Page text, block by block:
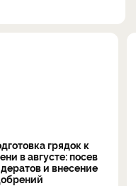
грядок к
в августе: посев
и внесение